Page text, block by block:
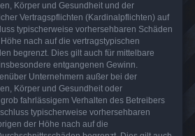
Körper und Gesundheit und der
Vertragspflichten (Kardinalpflichten) auf
typischerweise vorhersehbaren Schäden
nach auf die vertragstypischen
begrenzt. Dies gilt auch für mittelbare
entgangenen Gewinn.
Unternehmern außer bei der
Körper und Gesundheit oder
fahrlässigem Verhalten des Betreibers
typischerweise vorhersehbaren
der Höhe nach auf die